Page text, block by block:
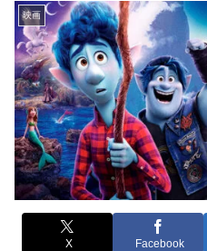
映画
X Facebook